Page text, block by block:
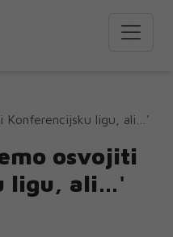
Konferencijsku ligu, ali…'
osvojiti
ligu, ali…'